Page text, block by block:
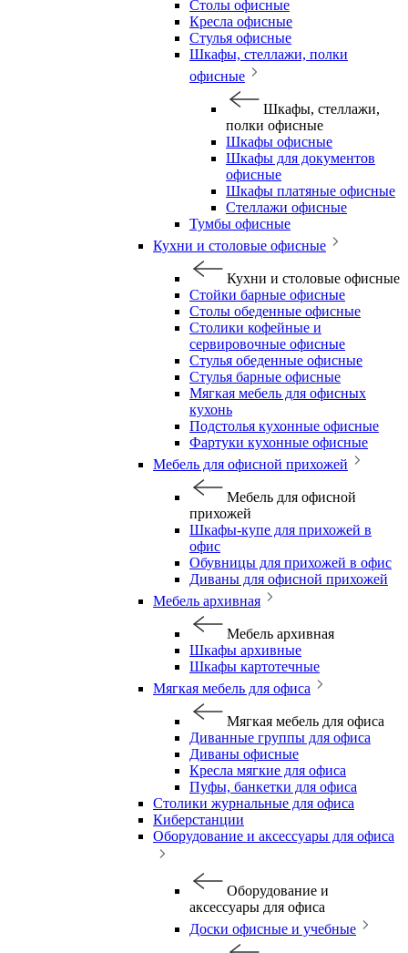
Столы офисные
Кресла офисные
Стулья офисные
Шкафы, стеллажи, полки
офисные
Шкафы, стеллажи,
полки офисные
Шкафы офисные
Шкафы для документов
офисные
Шкафы платяные офисные
Стеллажи офисные
Тумбы офисные
Кухни и столовые офисные
Кухни и столовые офисные
Стойки барные офисные
Столы обеденные офисные
Столики кофейные и
сервировочные офисные
Стулья обеденные офисные
Стулья барные офисные
Мягкая мебель для офисных
кухонь
Подстолья кухонные офисные
Фартуки кухонные офисные
Мебель для офисной прихожей
Мебель для офисной
прихожей
Шкафы-купе для прихожей в
офис
Обувницы для прихожей в офис
Диваны для офисной прихожей
Мебель архивная
Мебель архивная
Шкафы архивные
Шкафы картотечные
Мягкая мебель для офиса
Мягкая мебель для офиса
Диванные группы для офиса
Диваны офисные
Кресла мягкие для офиса
Пуфы, банкетки для офиса
Столики журнальные для офиса
Киберстанции
Оборудование и аксессуары для офиса
Оборудование и
аксессуары для офиса
Доски офисные и учебные